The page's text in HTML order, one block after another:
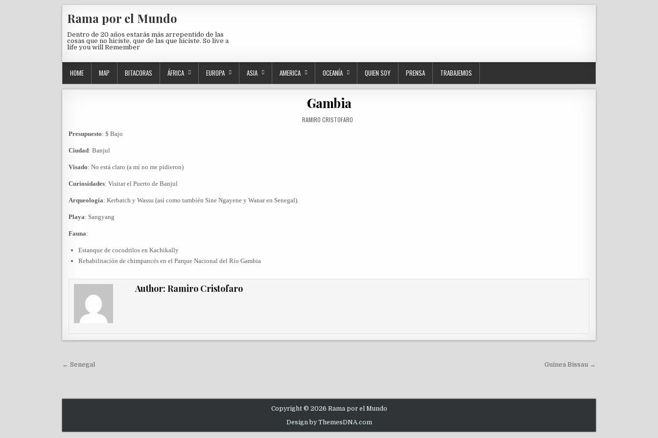
Rama por el Mundo
Dentro de 20 años estarás más arrepentido de las
cosas que no hiciste, que de las que hiciste. So live a
life you will Remember
HOME MAP BITACORAS ÁFRICA EUROPA ASIA AMERICA OCEANÍA QUIEN SOY PRENSA TRABAJEMOS
Gambia
AUTHOR:
RAMIRO CRISTOFARO
Presupuesto: $ Bajo
Ciudad: Banjul
Visado: No está claro (a mí no me pidieron)
Curiosidades: Visitar el Puerto de Banjul
Arqueología: Kerbatch y Wassu (así como también Sine Ngayene y Wanar en Senegal).
Playa: Sangyang
Fauna:
Estanque de cocodrilos en Kachikally
Rehabilitación de chimpancés en el Parque Nacional del Río Gambia
Author:Ramiro Cristofaro
Navegación de entradas
← Senegal Guinea Bissau →
Copyright © 2026 Rama por el Mundo
Design by ThemesDNA.com